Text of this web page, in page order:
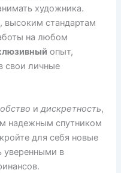
художника.
высоким стандартам
на любом
опыт,
свои личные
идискретность,
надежным спутником
для себя новые
уверенными в